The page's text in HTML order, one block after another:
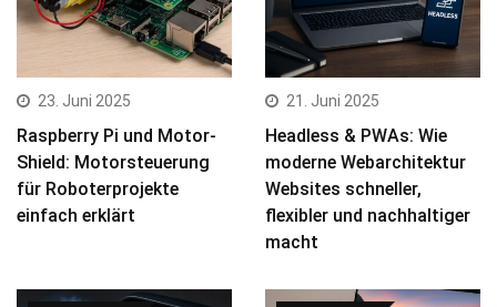
23. Juni 2025
Raspberry Pi und Motor-
Shield: Motorsteuerung
für Roboterprojekte
einfach erklärt
21. Juni 2025
Headless & PWAs: Wie
moderne Webarchitektur
Websites schneller,
flexibler und nachhaltiger
macht